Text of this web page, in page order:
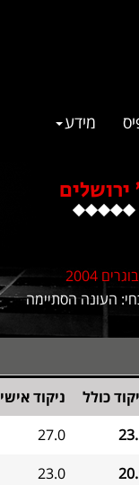
מידע
ירושלים
בוגרים 2004
העונה הסתיימה
כולל ניקוד אישי
27.0
23.0